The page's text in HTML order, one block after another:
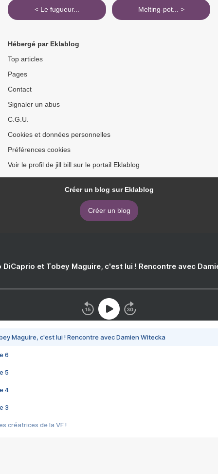
< Le fugueur... Melting-pot... >
Hébergé par Eklablog
Top articles
Pages
Contact
Signaler un abus
C.G.U.
Cookies et données personnelles
Préférences cookies
Voir le profil de jill bill sur le portail Eklablog
Créer un blog sur Eklablog
Créer un blog
DiCaprio et Tobey Maguire, c'est lui ! Rencontre avec
Maguire, c'est lui ! Rencontre avec Damien Witecka
6
5
4
3
créatrices de la VF !